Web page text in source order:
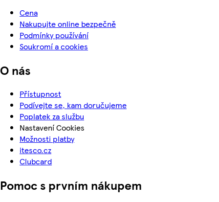
Cena
Nakupujte online bezpečně
Podmínky používání
Soukromí a cookies
O nás
Přístupnost
Podívejte se, kam doručujeme
Poplatek za službu
Nastavení Cookies
Možnosti platby
itesco.cz
Clubcard
Pomoc s prvním nákupem